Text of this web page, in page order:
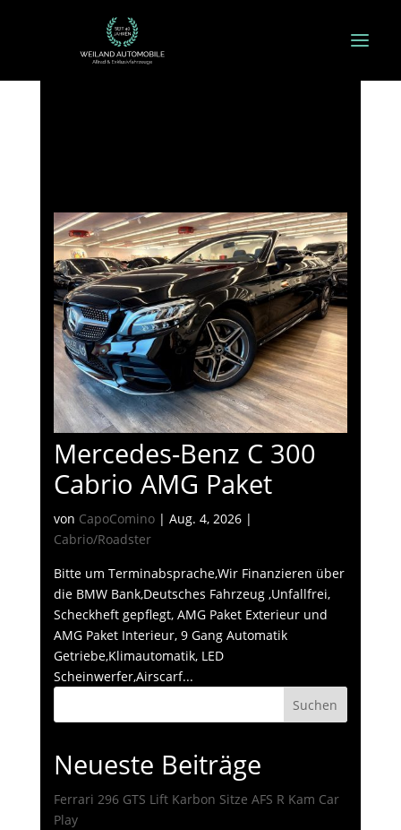
Mercedes-Benz C 300
Cabrio AMG Paket
von CapoComino| Aug. 4, 2026|
Cabrio/Roadster
Bitte um Terminabsprache,Wir Finanzieren über
die BMW Bank,Deutsches Fahrzeug ,Unfallfrei,
Scheckheft gepflegt, AMG Paket Exterieur und
AMG Paket Interieur, 9 Gang Automatik
Getriebe,Klimautomatik, LED
Scheinwerfer,Airscarf...
Suchen
Neueste Beiträge
Ferrari 296 GTS Lift Karbon Sitze AFS R Kam Car
Play